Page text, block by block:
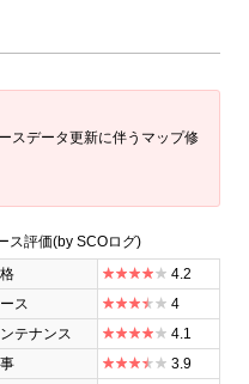
スデータ更新に伴うマップ修
ス評価(by SCOログ)
4.2
ス
4
テナンス
4.1
3.9